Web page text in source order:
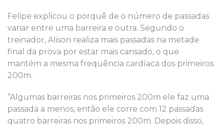
Felipe explicou o porquê de o número de passadas
variar entre uma barreira e outra. Segundo o
treinador, Alison realiza mais passadas na metade
final da prova por estar mais cansado, o que
mantém a mesma frequência cardíaca dos primeiros
200m.
“Algumas barreiras nos primeiros 200m ele faz uma
passada a menos, então ele corre com 12 passadas
quatro barreiras nos primeiros 200m. Depois disso,